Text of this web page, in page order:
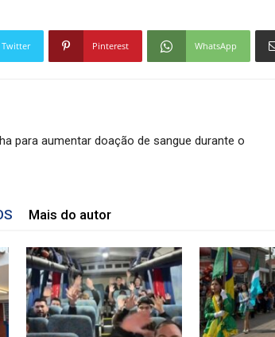
Twitter Pinterest WhatsApp
para aumentar doação de sangue durante o
Mais do autor